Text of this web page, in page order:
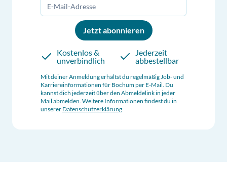
Jetzt abonnieren
Kostenlos &
unverbindlich
Jederzeit
abbestellbar
Mit deiner Anmeldung erhältst du regelmäßig Job- und
Karriereinformationen für Bochumper E-Mail. Du
kannst dich jederzeit über den Abmeldelink in jeder
Mail abmelden. Weitere Informationen findest du in
unserer Datenschutzerklärung.